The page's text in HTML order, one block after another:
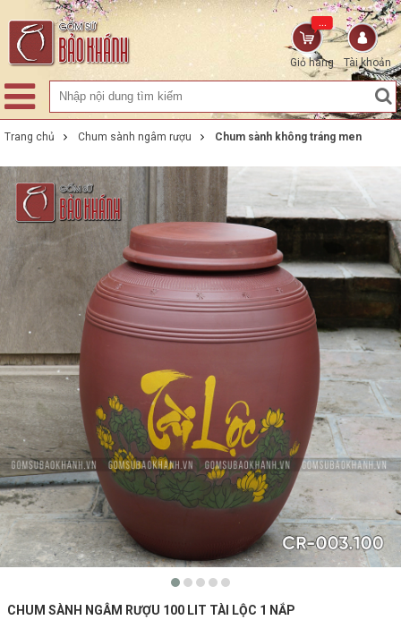
Tài khoản
Giỏ hàng
...
Trang chủ Chum sành ngâm rượu Chum sành không tráng men
CHUM SÀNH NGÂM RƯỢU 100 LIT TÀI LỘC 1 NẮP